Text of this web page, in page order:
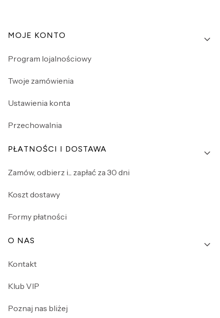
Linki w stopce
MOJE KONTO
Program lojalnościowy
Twoje zamówienia
Ustawienia konta
Przechowalnia
PŁATNOŚCI I DOSTAWA
Zamów, odbierz i... zapłać za 30 dni
Koszt dostawy
Formy płatności
O NAS
Kontakt
Klub VIP
Poznaj nas bliżej